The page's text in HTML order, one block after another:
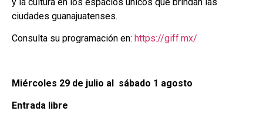
ciudades guanajuatenses.
Consulta su programación en: https://giff.mx/
Miércoles 29 de julio al sábado 1 agosto
Entrada libre